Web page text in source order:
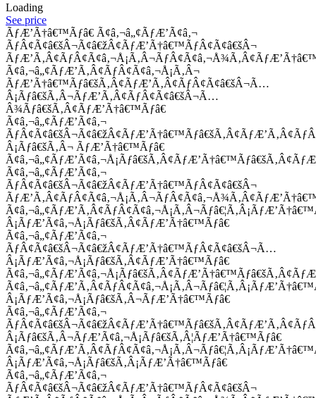
Loading
See price
ÃƒÆ’Ã†â€™Ãƒâ€ Ã¢â‚¬â„¢ÃƒÆ’Ã¢â‚¬
ÃƒÂ¢Ã¢â€šÂ¬Ã¢â€žÂ¢ÃƒÆ’Ã†â€™ÃƒÂ¢Ã¢â€šÂ¬
Ã¢â‚¬â„¢ÃƒÆ’Ã‚Â¢ÃƒÂ¢Ã¢â‚¬Å¡Ã‚Â¬
ÃƒÆ’Ã†â€™Ãƒâ€šÃ‚Â¢ÃƒÆ’Ã‚Â¢ÃƒÂ¢Ã¢â€šÂ¬Ã…
Â¡Ãƒâ€šÃ‚Â¬ÃƒÆ’Ã‚Â¢ÃƒÂ¢Ã¢â€šÂ¬Ã…
Â¾Ãƒâ€šÃ‚Â¢ÃƒÆ’Ã†â€™Ãƒâ€
Ã¢â‚¬â„¢ÃƒÆ’Ã¢â‚¬
Â¡Ãƒâ€šÃ‚Â¬ ÃƒÆ’Ã†â€™Ãƒâ€
Ã¢â‚¬â„¢ÃƒÆ’Ã¢â‚¬
ÃƒÂ¢Ã¢â€šÂ¬Ã¢â€žÂ¢ÃƒÆ’Ã†â€™ÃƒÂ¢Ã¢â€šÂ¬
Â¡ÃƒÆ’Ã¢â‚¬Å¡Ãƒâ€šÃ‚Â¢ÃƒÆ’Ã†â€™Ãƒâ€
Ã¢â‚¬â„¢ÃƒÆ’Ã¢â‚¬
ÃƒÂ¢Ã¢â€šÂ¬Ã¢â€žÂ¢ÃƒÆ’Ã†â€™ÃƒÂ¢Ã¢â€šÂ¬Ã…
Â¡ÃƒÆ’Ã¢â‚¬Å¡Ãƒâ€šÃ‚Â¢ÃƒÆ’Ã†â€™Ãƒâ€
Â¡ÃƒÆ’Ã¢â‚¬Å¡Ãƒâ€šÃ‚Â¬ÃƒÆ’Ã†â€™Ãƒâ€
Ã¢â‚¬â„¢ÃƒÆ’Ã¢â‚¬
Â¡Ãƒâ€šÃ‚Â¬ÃƒÆ’Ã¢â‚¬Å¡Ãƒâ€šÃ‚Â¦ÃƒÆ’Ã†â€™Ãƒâ€
Â¡ÃƒÆ’Ã¢â‚¬Å¡Ãƒâ€šÃ‚Â¡ÃƒÆ’Ã†â€™Ãƒâ€
Ã¢â‚¬â„¢ÃƒÆ’Ã¢â‚¬
ÃƒÂ¢Ã¢â€šÂ¬Ã¢â€žÂ¢ÃƒÆ’Ã†â€™ÃƒÂ¢Ã¢â€šÂ¬